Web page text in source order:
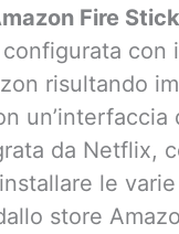
Fire Stick
con
risultando
un’interfaccia
da Netflix,
le varie
store